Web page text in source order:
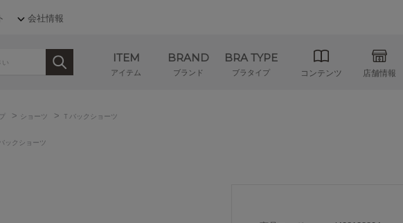
会社情報
ITEM
アイテム
BRAND
ブランド
BRA TYPE
ブラタイプ コンテンツ 店舗情報
> ショーツ >
Ｔバックショーツ
ックショーツ